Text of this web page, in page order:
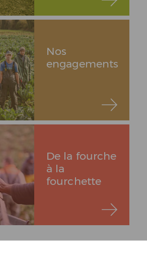
Nos
engagements
De la fourche
à la
fourchette